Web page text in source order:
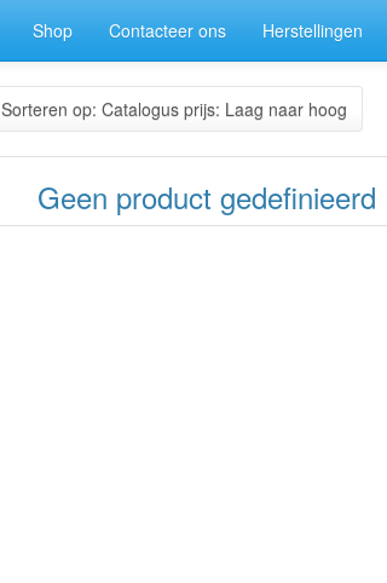
Shop Contacteer ons Herstellingen
Sorteren op: Catalogus prijs: Laag naar hoog
Geen product gedefinieerd